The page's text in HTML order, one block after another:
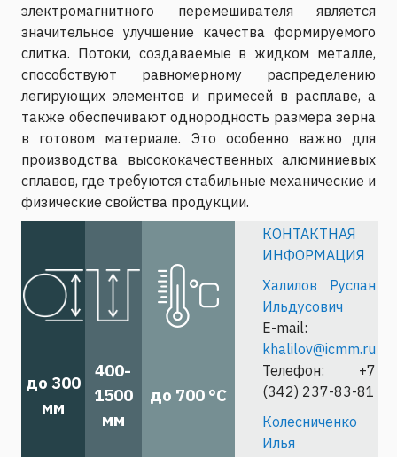
электромагнитного перемешивателя является
значительное улучшение качества формируемого
слитка. Потоки, создаваемые в жидком металле,
способствуют равномерному распределению
легирующих элементов и примесей в расплаве, а
также обеспечивают однородность размера зерна
в готовом материале. Это особенно важно для
производства высококачественных алюминиевых
сплавов, где требуются стабильные механические и
физические свойства продукции.
КОНТАКТНАЯ
ИНФОРМАЦИЯ
Халилов Руслан
Ильдусович
E-mail:
khalilov@icmm.ru
Телефон: +7
(342) 237-83-81
Колесниченко
Илья
до 300
мм
400-
1500
мм
до 700 °С